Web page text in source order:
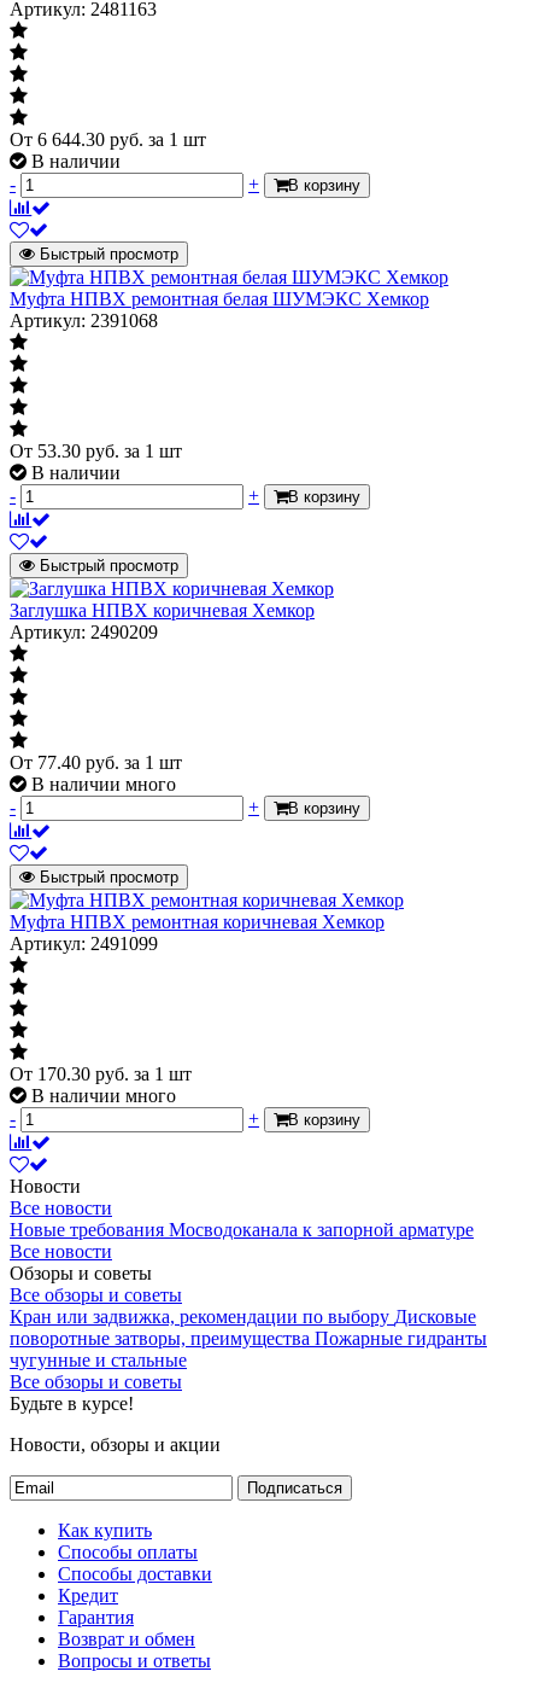
фитингов
Переход на диаметр, мм
Исполнение
Давление
Артикул
Артикул: 2481163
От 6 644.30 руб. за 1 шт
В наличии
-
+ В корзину
Быстрый просмотр
Муфта НПВХ ремонтная белая ШУМЭКС Хемкор
Артикул: 2391068
От 53.30 руб. за 1 шт
В наличии
-
+ В корзину
Быстрый просмотр
Заглушка НПВХ коричневая Хемкор
Артикул: 2490209
От 77.40 руб. за 1 шт
В наличии много
-
+ В корзину
Быстрый просмотр
Муфта НПВХ ремонтная коричневая Хемкор
Артикул: 2491099
От 170.30 руб. за 1 шт
В наличии много
-
+ В корзину
Новости
Все новости
Новые требования Мосводоканала к запорной арматуре
Все новости
Обзоры и советы
Все обзоры и советы
Кран или задвижка, рекомендации по выбору Дисковые
поворотные затворы, преимущества Пожарные гидранты
чугунные и стальные
Все обзоры и советы
Будьте в курсе!
Новости, обзоры и акции
Подписаться
Как купить
Способы оплаты
Способы доставки
Кредит
Гарантия
Возврат и обмен
Вопросы и ответы